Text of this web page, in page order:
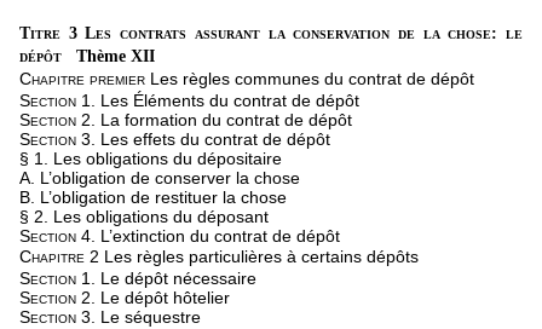
Titre 3 Les contrats assurant la conservation de la chose: le
dépôt
Thème XII
Chapitre premier Les règles communes du contrat de dépôt
Section 1.
Les Éléments du contrat de dépôt
Section 2.
La formation du contrat de dépôt
Section 3.
Les effets du contrat de dépôt
§ 1. Les obligations du dépositaire
A. L’obligation de conserver la chose
B. L’obligation de restituer la chose
§ 2. Les obligations du déposant
Section 4. L’extinction du contrat de dépôt
Chapitre 2 Les règles particulières à certains dépôts
Section 1.
Le dépôt nécessaire
Section 2.
Le dépôt hôtelier
Section 3.
Le séquestre